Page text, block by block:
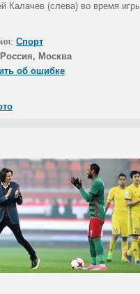
Калачев (слева) во время
Спорт
Россия, Москва
об ошибке